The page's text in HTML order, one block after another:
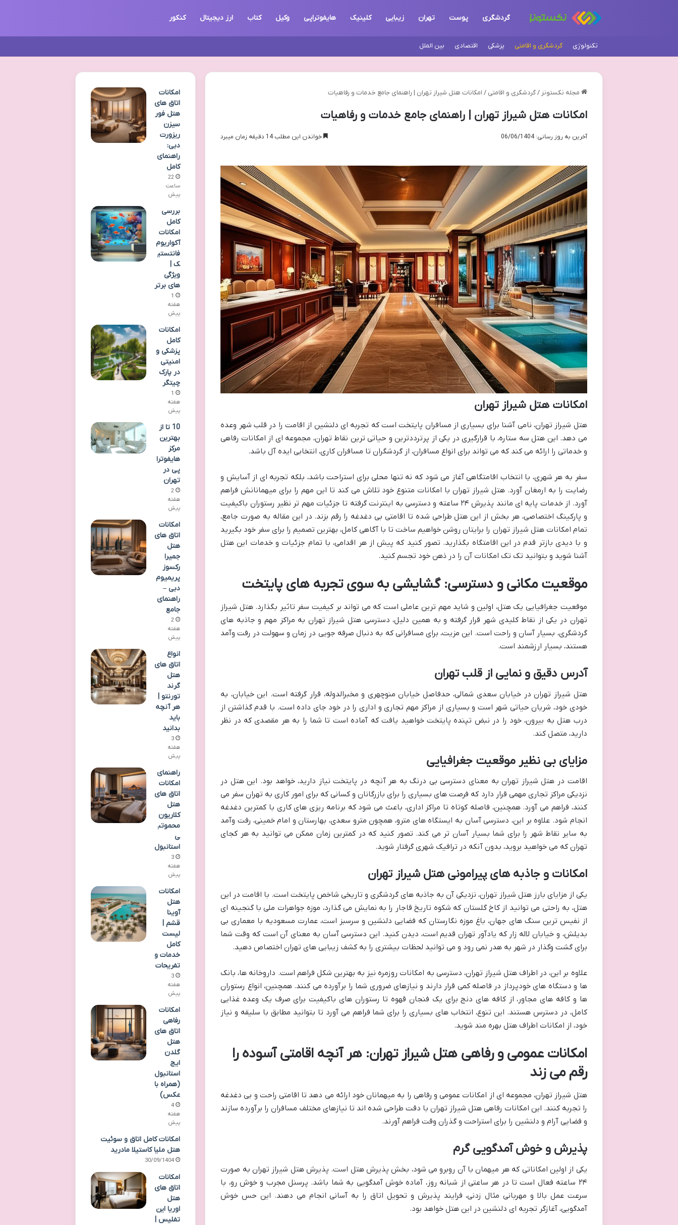
گردشگری پوست تهران زیبایی کلینیک هایفوتراپی وکیل کتاب ارز دیجیتال کنکور
تکنولوژی گردشگری و اقامتی پزشکی اقتصادی بین الملل
مجله نکستونز / گردشگری و اقامتی / امکانات هتل شیراز تهران | راهنمای جامع خدمات و رفاهیات
امکانات هتل شیراز تهران | راهنمای جامع خدمات و رفاهیات
آخرین به روز رسانی: 06/06/1404 خواندن این مطلب 14 دقیقه زمان میبرد
امکانات هتل شیراز تهران
هتل شیراز تهران، نامی آشنا برای بسیاری از مسافران پایتخت است که تجربه ای دلنشین از اقامت را در قلب شهر وعده
می دهد. این هتل سه ستاره، با قرارگیری در یکی از پرترددترین و حیاتی ترین نقاط تهران، مجموعه ای از امکانات رفاهی
و خدماتی را ارائه می کند که می تواند برای انواع مسافران، از گردشگران تا مسافران کاری، انتخابی ایده آل باشد.
سفر به هر شهری، با انتخاب اقامتگاهی آغاز می شود که نه تنها محلی برای استراحت باشد، بلکه تجربه ای از آسایش و
رضایت را به ارمغان آورد. هتل شیراز تهران با امکانات متنوع خود تلاش می کند تا این مهم را برای میهمانانش فراهم
آورد. از خدمات پایه ای مانند پذیرش ۲۴ ساعته و دسترسی به اینترنت گرفته تا جزئیات مهم تر نظیر رستوران باکیفیت
و پارکینگ اختصاصی، هر بخش از این هتل طراحی شده تا اقامتی بی دغدغه را رقم بزند. در این مقاله به صورت جامع،
تمام امکانات هتل شیراز تهران را برایتان روشن خواهیم ساخت تا با آگاهی کامل، بهترین تصمیم را برای سفر خود بگیرید
و با دیدی بازتر قدم در این اقامتگاه بگذارید. تصور کنید که پیش از هر اقدامی، با تمام جزئیات و خدمات این هتل
آشنا شوید و بتوانید تک تک امکانات آن را در ذهن خود تجسم کنید.
موقعیت مکانی و دسترسی: گشایشی به سوی تجربه های پایتخت
موقعیت جغرافیایی یک هتل، اولین و شاید مهم ترین عاملی است که می تواند بر کیفیت سفر تاثیر بگذارد. هتل شیراز
تهران در یکی از نقاط کلیدی شهر قرار گرفته و به همین دلیل، دسترسی هتل شیراز تهران به مراکز مهم و جاذبه های
گردشگری، بسیار آسان و راحت است. این مزیت، برای مسافرانی که به دنبال صرفه جویی در زمان و سهولت در رفت وآمد
هستند، بسیار ارزشمند است.
آدرس دقیق و نمایی از قلب تهران
هتل شیراز تهران در خیابان سعدی شمالی، حدفاصل خیابان منوچهری و مخبرالدوله، قرار گرفته است. این خیابان، به
خودی خود، شریان حیاتی شهر است و بسیاری از مراکز مهم تجاری و اداری را در خود جای داده است. با قدم گذاشتن از
درب هتل به بیرون، خود را در نبض تپنده پایتخت خواهید یافت که آماده است تا شما را به هر مقصدی که در نظر
دارید، متصل کند.
مزایای بی نظیر موقعیت جغرافیایی
اقامت در هتل شیراز تهران به معنای دسترسی بی درنگ به هر آنچه در پایتخت نیاز دارید، خواهد بود. این هتل در
نزدیکی مراکز تجاری مهمی قرار دارد که فرصت های بسیاری را برای بازرگانان و کسانی که برای امور کاری به تهران سفر می
کنند، فراهم می آورد. همچنین، فاصله کوتاه تا مراکز اداری، باعث می شود که برنامه ریزی های کاری با کمترین دغدغه
انجام شود. علاوه بر این، دسترسی آسان به ایستگاه های مترو، همچون مترو سعدی، بهارستان و امام خمینی، رفت وآمد
به سایر نقاط شهر را برای شما بسیار آسان تر می کند. تصور کنید که در کمترین زمان ممکن می توانید به هر کجای
تهران که می خواهید بروید، بدون آنکه در ترافیک شهری گرفتار شوید.
امکانات و جاذبه های پیرامونی هتل شیراز تهران
یکی از مزایای بارز هتل شیراز تهران، نزدیکی آن به جاذبه های گردشگری و تاریخی شاخص پایتخت است. با اقامت در این
هتل، به راحتی می توانید از کاخ گلستان که شکوه تاریخ قاجار را به نمایش می گذارد، موزه جواهرات ملی با گنجینه ای
از نفیس ترین سنگ های جهان، باغ موزه نگارستان که فضایی دلنشین و سرسبز است، عمارت مسعودیه با معماری بی
بدیلش، و خیابان لاله زار که یادآور تهران قدیم است، دیدن کنید. این دسترسی آسان به معنای آن است که وقت شما
برای گشت وگذار در شهر به هدر نمی رود و می توانید لحظات بیشتری را به کشف زیبایی های تهران اختصاص دهید.
علاوه بر این، در اطراف هتل شیراز تهران، دسترسی به امکانات روزمره نیز به بهترین شکل فراهم است. داروخانه ها، بانک
ها و دستگاه های خودپرداز در فاصله کمی قرار دارند و نیازهای ضروری شما را برآورده می کنند. همچنین، انواع رستوران
ها و کافه های مجاور، از کافه های دنج برای یک فنجان قهوه تا رستوران های باکیفیت برای صرف یک وعده غذایی
کامل، در دسترس هستند. این تنوع، انتخاب های بسیاری را برای شما فراهم می آورد تا بتوانید مطابق با سلیقه و نیاز
خود، از امکانات اطراف هتل بهره مند شوید.
امکانات عمومی و رفاهی هتل شیراز تهران: هر آنچه اقامتی آسوده را
رقم می زند
هتل شیراز تهران، مجموعه ای از امکانات عمومی و رفاهی را به میهمانان خود ارائه می دهد تا اقامتی راحت و بی دغدغه
را تجربه کنند. این امکانات رفاهی هتل شیراز تهران با دقت طراحی شده اند تا نیازهای مختلف مسافران را برآورده سازند
و فضایی آرام و دلنشین را برای استراحت و گذران وقت فراهم آورند.
پذیرش و خوش آمدگویی گرم
یکی از اولین امکاناتی که هر میهمان با آن روبرو می شود، بخش پذیرش هتل است. پذیرش هتل شیراز تهران به صورت
۲۴ ساعته فعال است تا در هر ساعتی از شبانه روز، آماده خوش آمدگویی به شما باشد. پرسنل مجرب و خوش رو، با
سرعت عمل بالا و مهربانی مثال زدنی، فرایند پذیرش و تحویل اتاق را به آسانی انجام می دهند. این حس خوش
آمدگویی، آغازگر تجربه ای دلنشین در این هتل خواهد بود.
امکانات
اتاق های
هتل فور
سیزن
ریزورت
دبی:
راهنمای
کامل
22
ساعت
پیش
بررسی
کامل
امکانات
آکواریوم
فانتستی
ک |
ویژگی
های برتر
1
هفته
پیش
امکانات
کامل
پزشکی و
امنیتی
در پارک
چیتگر
1
هفته
پیش
10 تا از
بهترین
مرکز
هایفوترا
پی در
تهران
2
هفته
پیش
امکانات
اتاق های
هتل
جمیرا
رکسوز
پریمیوم
دبی –
راهنمای
جامع
2
هفته
پیش
انواع
اتاق های
هتل
گرند
تورنتو |
هر آنچه
باید
بدانید
3
هفته
پیش
راهنمای
امکانات
اتاق های
هتل
کلاریون
محموتب
ی
استانبول
3
هفته
پیش
امکانات
هتل
آوینا
قشم |
لیست
کامل
خدمات و
تفریحات
3
هفته
پیش
امکانات
رفاهی
اتاق های
هتل
گلدن
ایج
استانبول
(همراه با
عکس)
4
هفته
پیش
امکانات کامل اتاق و سوئیت
هتل ملیا کاستیلا مادرید
30/09/1404
امکانات
اتاق های
هتل
اوریا این
تفلیس |